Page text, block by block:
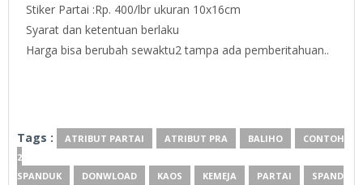
Stiker Partai :Rp. 400/lbr ukuran 10x16cm
Syarat dan ketentuan berlaku
Harga bisa berubah sewaktu2 tampa ada pemberitahuan..
Tags : ATRIBUT PARTAI ATRIBUT PRA BALIHO
CONTOH
2
SPANDUK
DONWLOAD KAOS KEMEJA PARTAI
SPAND